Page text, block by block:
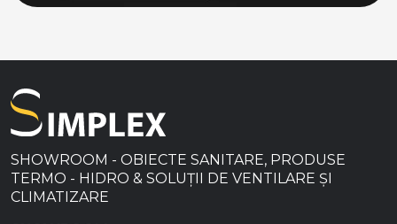
SHOWROOM - OBIECTE SANITARE, PRODUSE
TERMO - HIDRO & SOLUȚII DE VENTILARE ȘI
CLIMATIZARE